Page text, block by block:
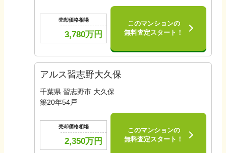
売却価格相場
3,780万円
このマンションの
無料査定スタート！
アルス習志野大久保
千葉県 習志野市 大久保
築20年54戸
売却価格相場
2,350万円
このマンションの
無料査定スタート！